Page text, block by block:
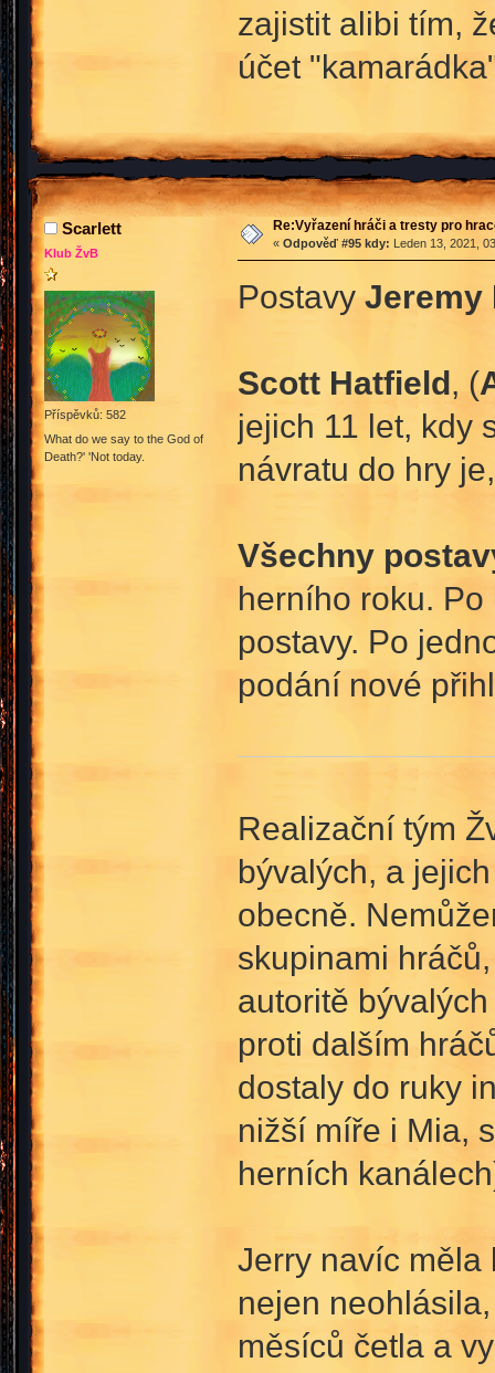
zajistit alibi tím,
účet
Scarlett
Klub ŽvB
Příspěvků: 582
What do we say to the God of
Death?' 'Not today.
Re:Vyřazení hráči a tresty pro
« Odpověď #95 kdy: Leden 13, 2021,
Postavy Jeremy
Scott Hatfield, (
jejich 11 let, kdy
návratu do hry
Všechny
herního roku.
postavy. Po
podání nové
Realizační tým
bývalých, a
obecně.
skupinami
autoritě
proti dalším
dostaly do ruky
nižší míře i Mia,
herních
Jerry navíc měla
nejen
měsíců četla a